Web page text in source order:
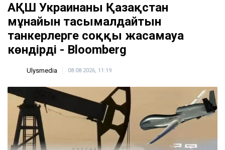
АҚШ Украинаны Қазақстан
мұнайын тасымалдайтын
танкерлерге соққы жасамауға
көндірді - Bloomberg
Ulysmedia 08.08.2026, 11:19